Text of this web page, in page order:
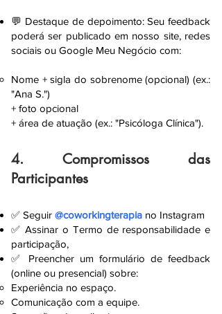
💬 Destaque de depoimento: Seu feedback
poderá ser publicado em nosso site, redes
sociais ou Google Meu Negócio com:
Nome + sigla do sobrenome (opcional) (ex.:
"Ana S.")
+ foto opcional
+ área de atuação (ex.: "Psicóloga Clínica").
4. Compromissos das
Participantes
✅ Seguir @coworkingterapia no Instagram
✅ Assinar o Termo de responsabilidade e
participação,
✅ Preencher um formulário de feedback
(online ou presencial) sobre:
Experiência no espaço.
Comunicação com a equipe.